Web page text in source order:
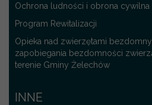
Ochrona ludności i obrona cywilna
Program Rewitalizacji
Opieka nad zwierzętami
zapobiegania bezdomności
terenie Gminy Żelechów
INNE